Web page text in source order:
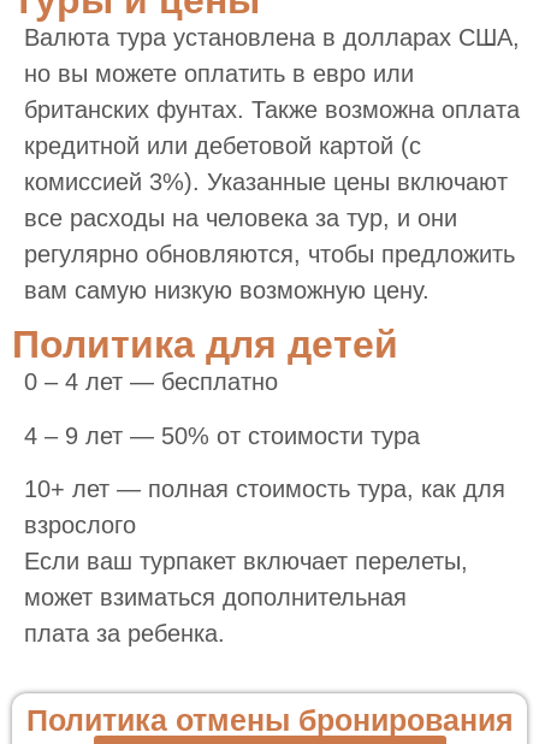
Валюта тура установлена в долларах США,
но вы можете оплатить в евро или
британских фунтах. Также возможна оплата
кредитной или дебетовой картой (с
комиссией 3%). Указанные цены включают
все расходы на человека за тур, и они
регулярно обновляются, чтобы предложить
вам самую низкую возможную цену.
Политика для детей
0 – 4 лет — бесплатно
4 – 9 лет — 50% от стоимости тура
10+ лет — полная стоимость тура, как для
взрослого
Если ваш турпакет включает перелеты,
может взиматься дополнительная
плата за ребенка.
Политика отмены бронирования